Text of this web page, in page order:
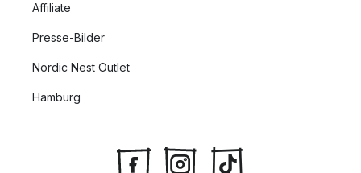
Affiliate
Presse-Bilder
Nordic Nest Outlet
Hamburg